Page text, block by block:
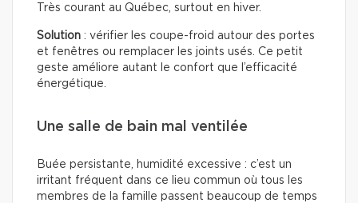
Très courant au Québec, surtout en hiver.
Solution : vérifier les coupe-froid autour des portes
et fenêtres ou remplacer les joints usés. Ce petit
geste améliore autant le confort que l’efficacité
énergétique.
Une salle de bain mal ventilée
Buée persistante, humidité excessive : c’est un
irritant fréquent dans ce lieu commun où tous les
membres de la famille passent beaucoup de temps